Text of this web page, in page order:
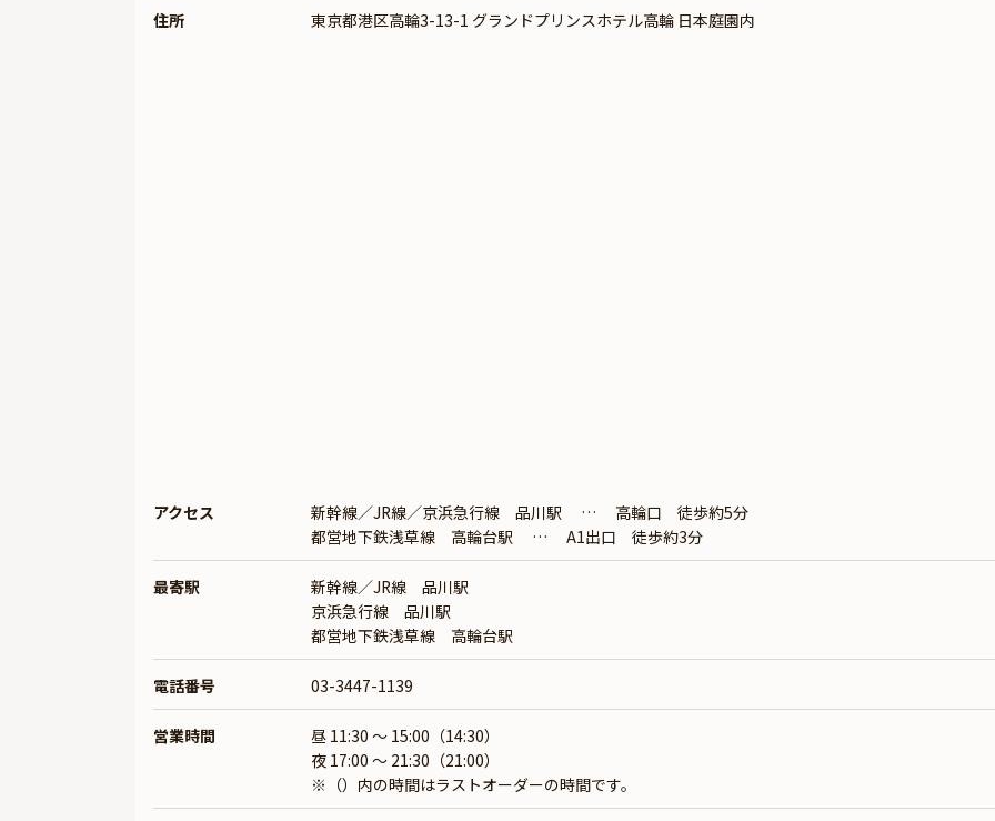
住所 東京都港区高輪3-13-1 グランドプリンスホテル高輪 日本庭園内
アクセス
新幹線／JR線／京浜急行線 品川駅 … 高輪口 徒歩約5分
都営地下鉄浅草線 高輪台駅 … A1出口 徒歩約3分
最寄駅
新幹線／JR線 品川駅
京浜急行線 品川駅
都営地下鉄浅草線 高輪台駅
電話番号 03-3447-1139
営業時間
昼 11:30 ～ 15:00（14:30）
夜 17:00 ～ 21:30（21:00）
※（）内の時間はラストオーダーの時間です。